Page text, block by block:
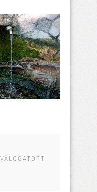
VÁLOGATOTT